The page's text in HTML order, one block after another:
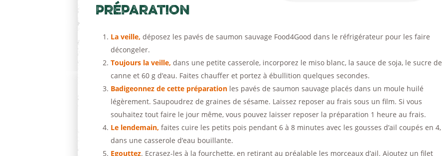
Préparation
La veille, déposez les pavés de saumon sauvage Food4Good dans le réfrigérateur pour les faire
décongeler.
Toujours la veille, dans une petite casserole, incorporez le miso blanc, la sauce de soja, le sucre de
canne et 60 g d’eau. Faites chauffer et portez à ébullition quelques secondes.
Badigeonnez de cette préparation les pavés de saumon sauvage placés dans un moule huilé
légèrement. Saupoudrez de graines de sésame. Laissez reposer au frais sous un film. Si vous
souhaitez tout faire le jour même, vous pouvez laisser reposer la préparation 1 heure au frais.
Le lendemain, faites cuire les petits pois pendant 6 à 8 minutes avec les gousses d’ail coupés en 4,
dans une casserole d’eau bouillante.
Egouttez. Ecrasez-les à la fourchette, en retirant au préalable les morceaux d’ail. Ajoutez un filet